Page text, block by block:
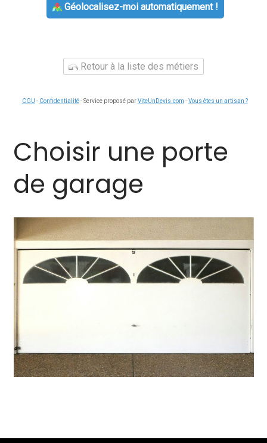
Géolocalisez-moi automatiquement !
Retour à la liste des métiers
CGU - Confidentialité- Service proposé parViteUnDevis.com -Vous êtes un artisan ?
Choisir une porte
de garage